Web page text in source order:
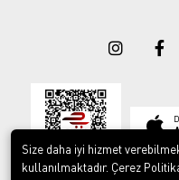
Size daha iyi hizmet
kullanılmaktadır. Çerez